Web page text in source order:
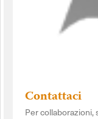
Contattaci
Per